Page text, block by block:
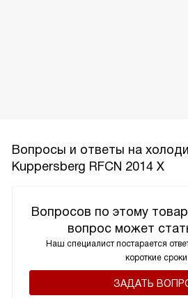
Вопросы и ответы на
Kuppersberg RFCN 2014 X
Вопросов по этому
вопрос может
Наш специалист постарается
короткие сроки
ЗАДАТЬ